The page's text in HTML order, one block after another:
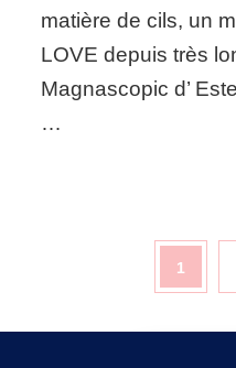
matière de cils, un
LOVE depuis très
Magnascopic d’
…
Pagination
publications
Page
1